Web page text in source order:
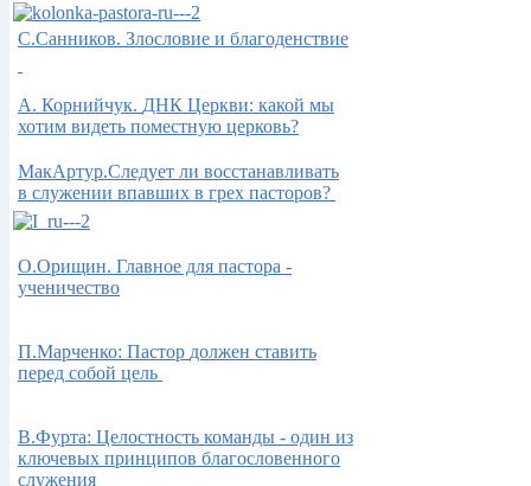
С.Санников. Злословие и благоденствие
А. Корнийчук. ДНК Церкви: какой мы
хотим видеть поместную церковь?
МакАртур.Следует ли восстанавливать
в служении впавших в грех пасторов?
О.Орищин. Главное для пастора -
ученичество
П.Марченко: Пастор должен ставить
перед собой цель
В.Фурта: Целостность команды - один из
ключевых принципов благословенного
служения